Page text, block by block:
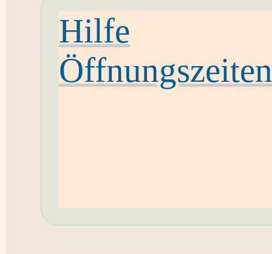
Hilfe
Öffnungszeiten